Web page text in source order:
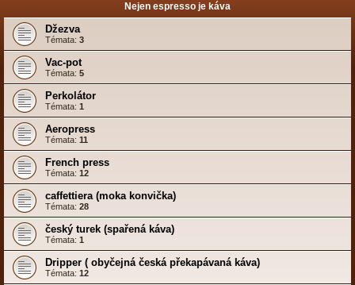
Nejen espresso je káva
Džezva
Témata: 3
Vac-pot
Témata: 5
Perkolátor
Témata: 1
Aeropress
Témata: 11
French press
Témata: 12
caffettiera (moka konvička)
Témata: 28
český turek (spařená káva)
Témata: 1
Dripper ( obyčejná česká překapávaná káva)
Témata: 12